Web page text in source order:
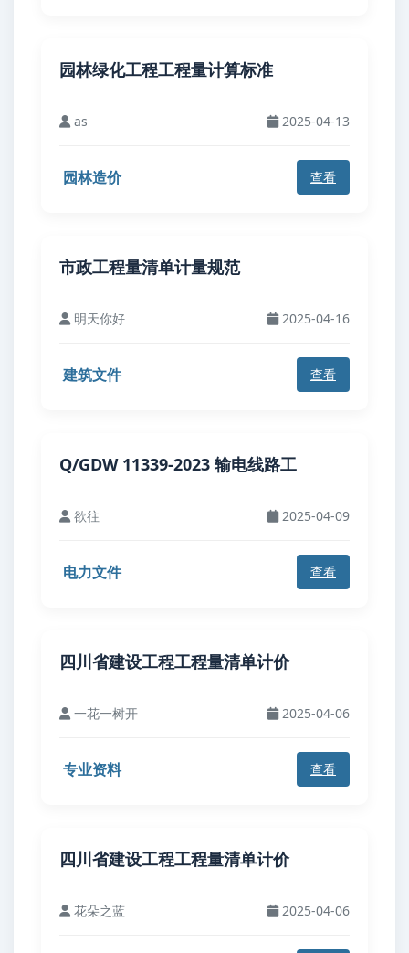
园林绿化工程工程量计算标准
as 2025-04-13
园林造价 查看
市政工程量清单计量规范
明天你好 2025-04-16
建筑文件 查看
Q/GDW 11339-2023 输电线路工
欲往 2025-04-09
电力文件 查看
四川省建设工程工程量清单计价
一花一树开 2025-04-06
专业资料 查看
四川省建设工程工程量清单计价
花朵之蓝 2025-04-06